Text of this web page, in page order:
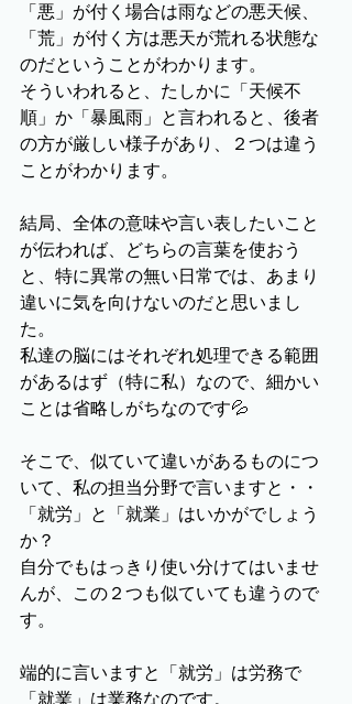
「悪」が付く場合は雨などの悪天候、
「荒」が付く方は悪天が荒れる状態な
のだということがわかります。
そういわれると、たしかに「天候不
順」か「暴風雨」と言われると、後者
の方が厳しい様子があり、２つは違う
ことがわかります。
結局、全体の意味や言い表したいこと
が伝われば、どちらの言葉を使おう
と、特に異常の無い日常では、あまり
違いに気を向けないのだと思いまし
た。
私達の脳にはそれぞれ処理できる範囲
があるはず（特に私）なので、細かい
ことは省略しがちなのです💦
そこで、似ていて違いがあるものにつ
いて、私の担当分野で言いますと・・
「就労」と「就業」はいかがでしょう
か？
自分でもはっきり使い分けてはいませ
んが、この２つも似ていても違うので
す。
端的に言いますと「就労」は労務で
「就業」は業務なのです。